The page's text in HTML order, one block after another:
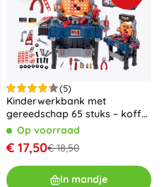
(5)
Kinderwerkbank met
gereedschap 65 stuks – koffer
en werkbank
Op voorraad
€ 17,50€ 18,50
In mandje